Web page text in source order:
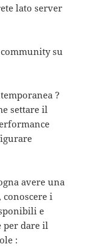
lato server
su
?
settare il
avere una
i
e
per dare il
: